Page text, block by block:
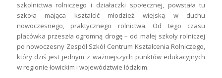
szkolnictwa rolniczego i działaczki społecznej, powstała tu
szkoła mająca kształcić młodzież wiejską w duchu
nowoczesnego, praktycznego rolnictwa. Od tego czasu
placówka przeszła ogromną drogę – od małej szkoły rolniczej
po nowoczesny Zespół Szkół Centrum Kształcenia Rolniczego,
który dziś jest jednym z ważniejszych punktów edukacyjnych
w regionie łowickim i województwie łódzkim.